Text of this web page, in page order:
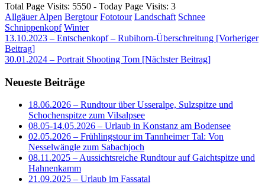
Total Page Visits: 5550 - Today Page Visits: 3
Allgäuer Alpen Bergtour Fototour Landschaft Schnee
Schnippenkopf Winter
Beitragsnavigation
13.10.2023 – Entschenkopf – Rubihorn-Überschreitung [Vorheriger
Beitrag]
30.01.2024 – Portrait Shooting Tom [Nächster Beitrag]
Neueste Beiträge
18.06.2026 – Rundtour über Usseralpe, Sulzspitze und
Schochenspitze zum Vilsalpsee
08.05-14.05.2026 – Urlaub in Konstanz am Bodensee
02.05.2026 – Frühlingstour im Tannheimer Tal: Von
Nesselwängle zum Sabachjoch
08.11.2025 – Aussichtsreiche Rundtour auf Gaichtspitze und
Hahnenkamm
21.09.2025 – Urlaub im Fassatal